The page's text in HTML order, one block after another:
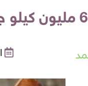
تخزينها؟